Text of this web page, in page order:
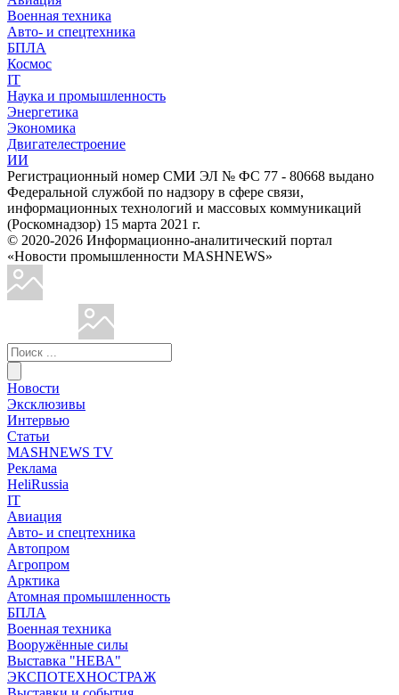
Военная техника
Авто- и спецтехника
БПЛА
Космос
IT
Наука и промышленность
Энергетика
Экономика
Двигателестроение
ИИ
Регистрационный номер СМИ ЭЛ № ФС 77 - 80668 выдано
Федеральной службой по надзору в сфере связи,
информационных технологий и массовых коммуникаций
(Роскомнадзор) 15 марта 2021 г.
© 2020-2026 Информационно-аналитический портал
«Новости промышленности MASHNEWS»
Новости
Эксклюзивы
Интервью
Статьи
MASHNEWS TV
Реклама
HeliRussia
IT
Авиация
Авто- и спецтехника
Автопром
Агропром
Арктика
Атомная промышленность
БПЛА
Военная техника
Вооружённые силы
Выставка "НЕВА"
ЭКСПОТЕХНОСТРАЖ